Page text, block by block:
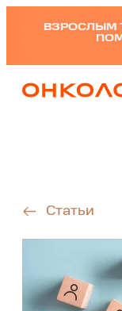
ВЗРОСЛЫМ
Статьи